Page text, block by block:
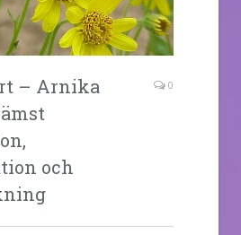
– Arnika
och
0